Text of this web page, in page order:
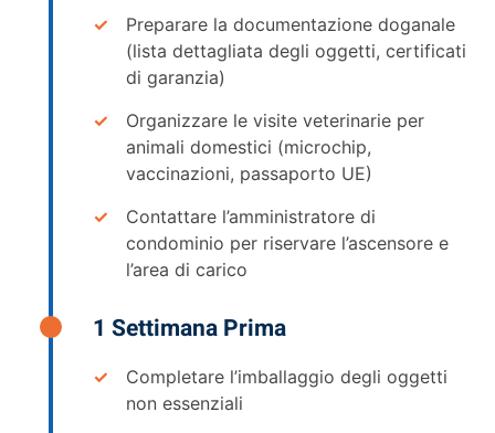
Preparare la documentazione doganale
(lista dettagliata degli oggetti, certificati
di garanzia)
Organizzare le visite veterinarie per
animali domestici (microchip,
vaccinazioni, passaporto UE)
Contattare l’amministratore di
condominio per riservare l’ascensore e
l’area di carico
1 Settimana Prima
Completare l’imballaggio degli oggetti
non essenziali